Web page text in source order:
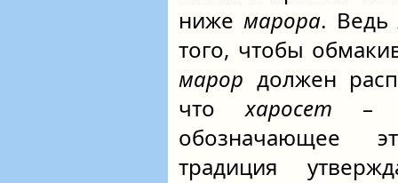
нижемарора. Ведь
того, чтобы
марор должен
чтохаросет –
обозначающее
традиция